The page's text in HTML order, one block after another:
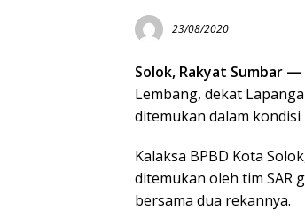
23/08/2020
Solok, Rakyat Sumbar —
Lembang, dekat
ditemukan dalam
Kalaksa BPBD Kota
ditemukan oleh tim SAR
bersama dua rekannya.